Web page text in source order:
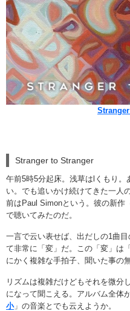
Stranger to Stranger
午前5時5分起床。浅草はlくもり
い。でも追いかけ続けてきた一人
前はPaul Simonという。彼の新作
で聴いてみたのだ。
一言で云い表せば、出だしの1曲目
て非常に「変」だ。この「変」は
にかく複雑な手拍子、聞いた事の
リズムは複雑だけどもそれを微分
になって聞こえる。アルバム全体
小」の音楽とでも云えようか。